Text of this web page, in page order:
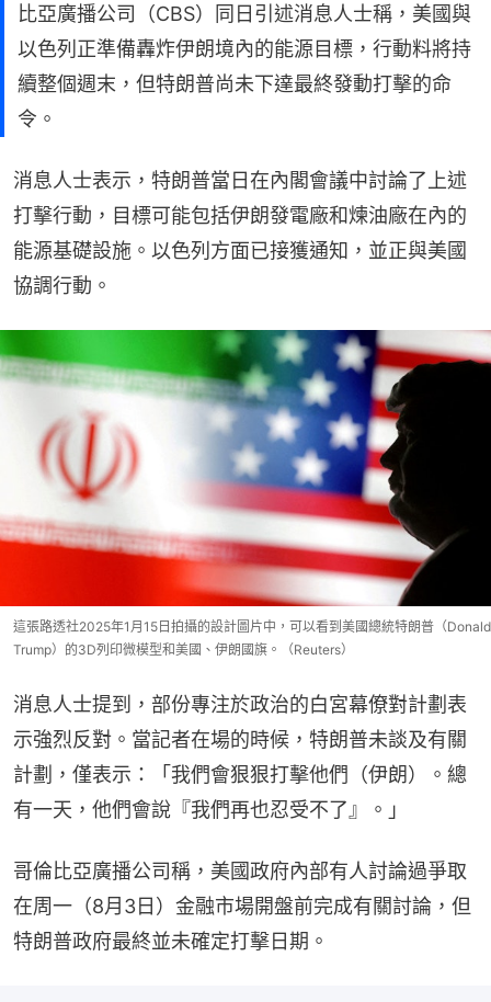
比亞廣播公司（CBS）同日引述消息人士稱，美國與
以色列正準備轟炸伊朗境內的能源目標，行動料將​​持
續整個週末，但特朗普尚未下達最終發動打擊的命
令。
消息人士表示，特朗普當日在內閣會議中討論了上述
打擊行動，目標可能包括伊朗發電廠和煉油廠在內的
能源基礎設施。以色列方面已接獲通知，並正與美國
協調行動。
這張路透社2025年1月15日拍攝的設計圖片中，可以看到美國總統特朗普（Donald
Trump）的3D列印微模型和美國、伊朗國旗。（Reuters）
消息人士提到，部份專注於政治的白宮幕僚對計劃表
示強烈反對。當記者在場的時候，特朗普未談及有關
計劃，僅表示：「我們會狠狠打擊他們（伊朗）。總
有一天，他們會說『我們再也忍受不了』。」
哥倫比亞廣播公司稱，美國政府內部有人討論過爭取
在周一（8月3日）金融市場開盤前完成有關討論，但
特朗普政府最終並未確定打擊日期。